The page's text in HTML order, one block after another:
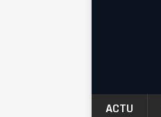
ACTU